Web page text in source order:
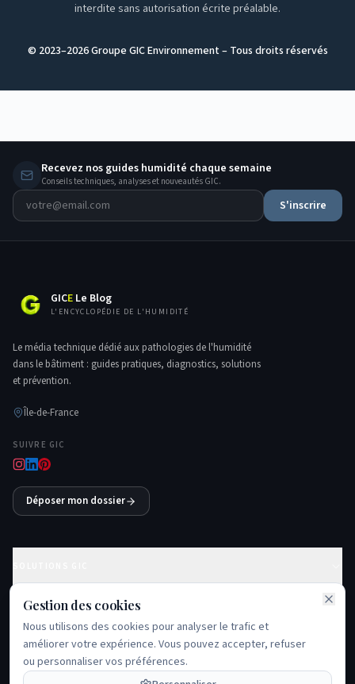
Gestion des cookies
Nous utilisons des cookies pour analyser le trafic et
améliorer votre expérience. Vous pouvez accepter, refuser
ou personnaliser vos préférences.
interdite sans autorisation écrite préalable.
© 2023–2026Groupe GIC Environnement – Tous droits réservés
Recevez nos guides humidité chaque semaine
Conseils techniques, analyses et nouveautés GIC.
S'inscrire
GICE Le Blog
L'ENCYCLOPÉDIE DE L'HUMIDITÉ
Le média technique dédié aux pathologies de l'humidité
dans le bâtiment : guides pratiques, diagnostics, solutions
et prévention.
Île-de-France
SUIVRE GIC
Déposer mon dossier
GUIDES ESSENTIELS
PROBLÈMES FRÉQUENTS